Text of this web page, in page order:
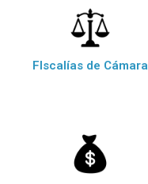
FIscalías de Cámara